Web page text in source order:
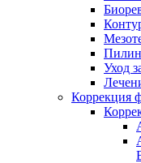
Уход
Коррекция